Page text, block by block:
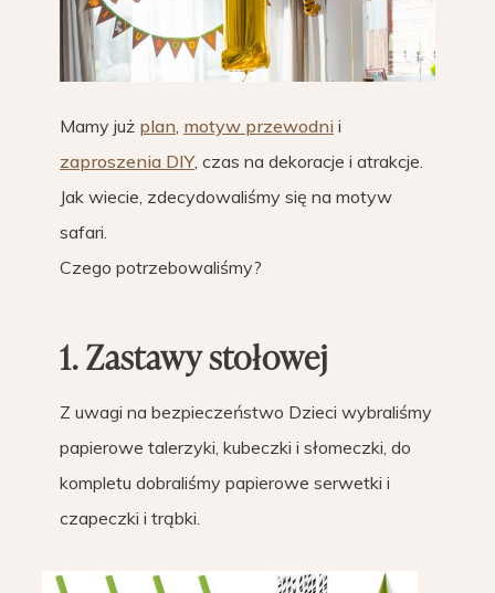
Mamy już plan motyw przewodni i
zaproszenia DIY, czas na dekoracje i atrakcje.
Jak wiecie, zdecydowaliśmy się na motyw
safari.
Czego potrzebowaliśmy?
1. Zastawy stołowej
Z uwagi na bezpieczeństwo Dzieci wybraliśmy
papierowe talerzyki, kubeczki i słomeczki, do
kompletu dobraliśmy papierowe serwetki i
czapeczki i trąbki.